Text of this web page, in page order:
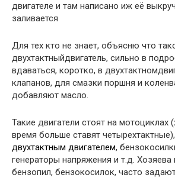
двигателе и там написано иж её
заливается
Для тех кто не знает, объясню что
двухтактныйдвигатель, сильно в
вдаваться, коротко, в
клапанов, для смазки поршня и
добавляют масло.
Такие двигатели стоят на мотоциклах
время больше ставят
двухтактным двигателем,
генераторы напряжения и т.д. Хозяева
бензопил, бензокосилок, часто